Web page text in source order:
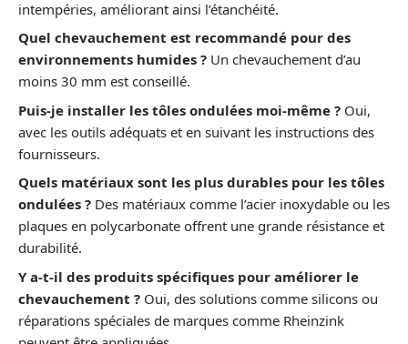
intempéries, améliorant ainsi l’étanchéité.
Quel chevauchement est recommandé pour des
environnements humides ? Un chevauchement d’au
moins 30 mm est conseillé.
Puis-je installer les tôles ondulées moi-même ? Oui,
avec les outils adéquats et en suivant les instructions des
fournisseurs.
Quels matériaux sont les plus durables pour les tôles
ondulées ? Des matériaux comme l’acier inoxydable ou les
plaques en polycarbonate offrent une grande résistance et
durabilité.
Y a-t-il des produits spécifiques pour améliorer le
chevauchement ? Oui, des solutions comme silicons ou
réparations spéciales de marques comme Rheinzink